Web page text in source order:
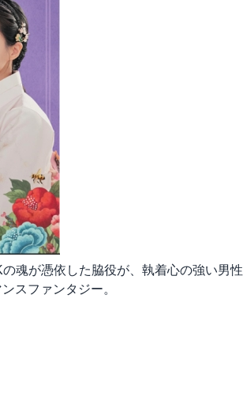
魂が憑依した脇役が、執着心の強い男性
スファンタジー。